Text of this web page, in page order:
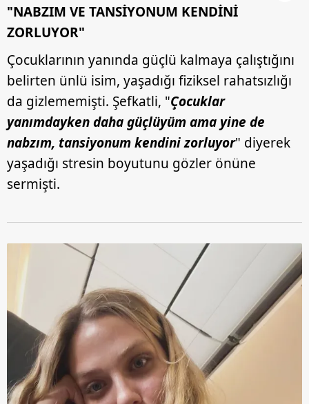
"NABZIM VE TANSİYONUM KENDİNİ
ZORLUYOR"
Çocuklarının yanında güçlü kalmaya çalıştığını
belirten ünlü isim, yaşadığı fiziksel rahatsızlığı
da gizlememişti. Şefkatli, "Çocuklar
yanımdayken daha güçlüyüm ama yine de
nabzım, tansiyonum kendini zorluyor" diyerek
yaşadığı stresin boyutunu gözler önüne
sermişti.